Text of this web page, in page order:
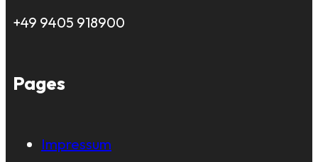
+49 9405 918900
Pages
Impressum